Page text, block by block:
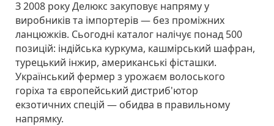
З 2008 року Делюкс закуповує напряму у
виробників та імпортерів — без проміжних
ланцюжків. Сьогодні каталог налічує понад 500
позицій: індійська куркума, кашмірський шафран,
турецький інжир, американські фісташки.
Український фермер з урожаєм волоського
горіха та європейський дистриб'ютор
екзотичних спецій — обидва в правильному
напрямку.